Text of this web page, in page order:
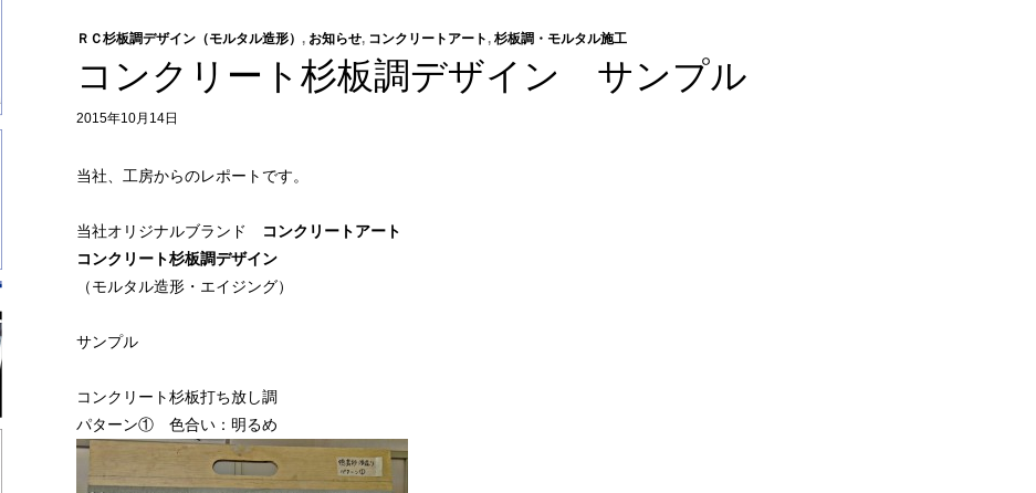
ＲＣ杉板調デザイン（モルタル造形） , お知らせ, コンクリートアート , 杉板調・モルタル施工
コンクリート杉板調デザイン サンプル
2015年10月14日
当社、工房からのレポートです。
当社オリジナルブランド
コンクリートアート
コンクリート杉板調デザイン
（モルタル造形・エイジング）
サンプル
コンクリート杉板打ち放し調
パターン① 色合い：明るめ